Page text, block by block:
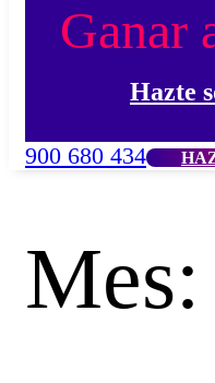
Ganar
Hazte
900 680 434
Mes: